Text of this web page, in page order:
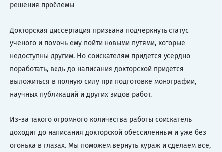
решения проблемы
Докторская диссертация призвана подчеркнуть статус
ученого и помочь ему пойти новыми путями, которые
недоступны другим. Но соискателям придется усердно
поработать, ведь до написания докторской придется
выложиться в полную силу при подготовке монографии,
научных публикаций и других видов работ.
Из-за такого огромного количества работы соискатель
доходит до написания докторской обессиленным и уже без
огонька в глазах. Мы поможем вернуть кураж и сделаем все,